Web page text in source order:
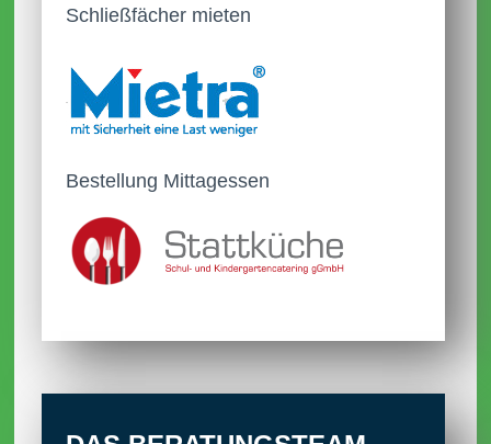
27.08.2025
Schließfächer mieten
Bestellung Mittagessen